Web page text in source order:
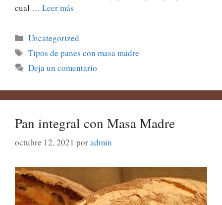
cual … Leer más
Categorías
Uncategorized
Etiquetas
Tipos de panes con masa madre
Deja un comentario
Pan integral con Masa Madre
octubre 12, 2021 poradmin